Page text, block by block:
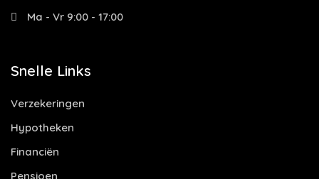
Ma - Vr 9:00 - 17:00
Snelle Links
Verzekeringen
Hypotheken
Financiën
Pensioen